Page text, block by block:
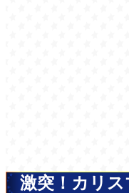
激突！カリ